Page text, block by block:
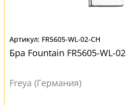
FR5605-WL-02-CH
Бра Fountain FR5605-WL-
Freya (Германия)